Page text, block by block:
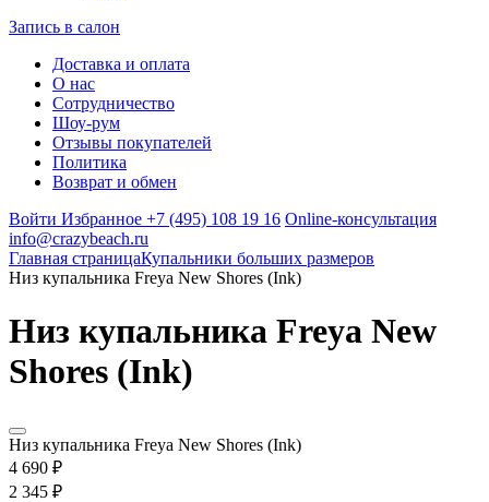
Запись в салон
Доставка и оплата
О нас
Сотрудничество
Шоу-рум
Отзывы покупателей
Политика
Возврат и обмен
Войти Избранное +7 (495) 108 19 16 Online-консультация
info@crazybeach.ru
Главная страницаКупальники больших размеров
Низ купальника Freya New Shores (Ink)
Низ купальника Freya New
Shores (Ink)
Низ купальника Freya New Shores (Ink)
4 690 ₽
2 345 ₽